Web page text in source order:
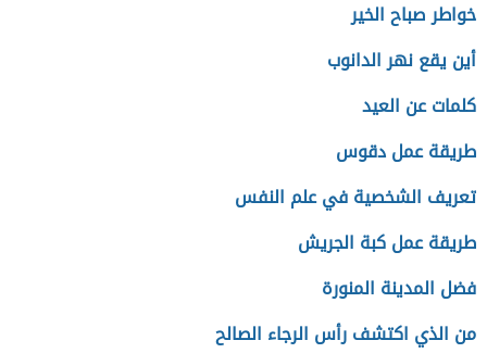
خواطر صباح الخير
أين يقع نهر الدانوب
كلمات عن العيد
طريقة عمل دقوس
تعريف الشخصية في علم النفس
طريقة عمل كبة الجريش
فضل المدينة المنورة
من الذي اكتشف رأس الرجاء الصالح